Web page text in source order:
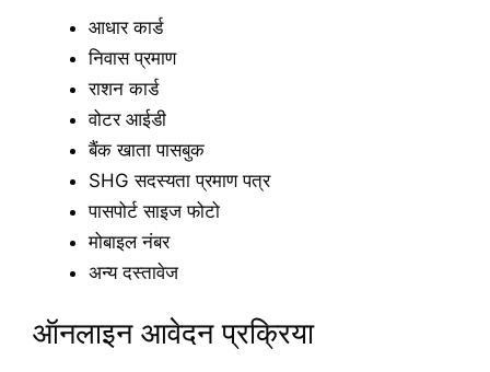
आधार कार्ड
निवास प्रमाण
राशन कार्ड
वोटर आईडी
बैंक खाता पासबुक
SHG सदस्यता प्रमाण पत्र
पासपोर्ट साइज फोटो
मोबाइल नंबर
अन्य दस्तावेज
ऑनलाइन आवेदन प्रक्रिया